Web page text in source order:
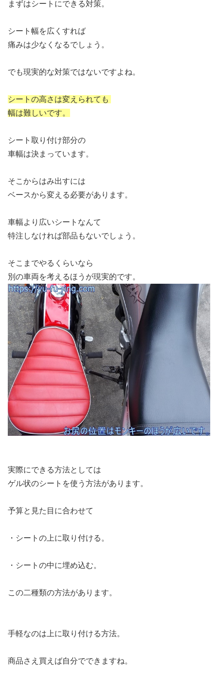
まずはシートにできる対策。
シート幅を広くすれば
痛みは少なくなるでしょう。
でも現実的な対策ではないですよね。
シートの高さは変えられても
幅は難しいです。
シート取り付け部分の
車幅は決まっています。
そこからはみ出すには
ベースから変える必要があります。
車幅より広いシートなんて
特注しなければ部品もないでしょう。
そこまでやるくらいなら
別の車両を考えるほうが現実的です。
実際にできる方法としては
ゲル状のシートを使う方法があります。
予算と見た目に合わせて
・シートの上に取り付ける。
・シートの中に埋め込む。
この二種類の方法があります。
手軽なのは上に取り付ける方法。
商品さえ買えば自分でできますね。